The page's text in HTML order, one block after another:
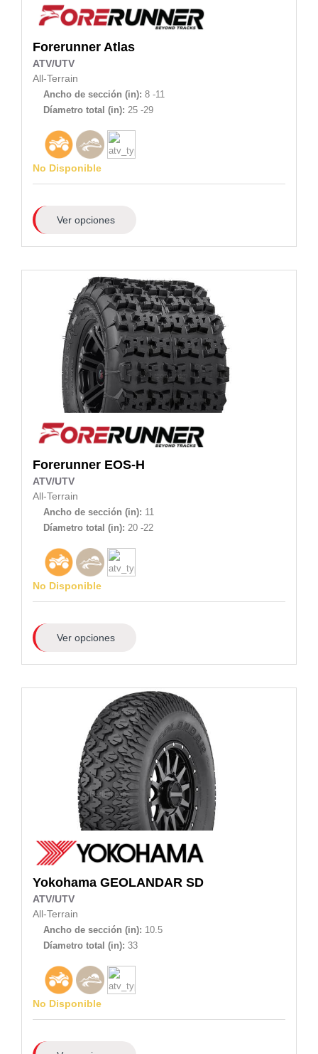
Forerunner Atlas
ATV/UTV
All-Terrain
Ancho de sección (in): 8 -11
Díametro total (in): 25 -29
No Disponible
Ver opciones
Forerunner EOS-H
ATV/UTV
All-Terrain
Ancho de sección (in): 11
Díametro total (in): 20 -22
No Disponible
Ver opciones
Yokohama GEOLANDAR SD
ATV/UTV
All-Terrain
Ancho de sección (in): 10.5
Díametro total (in): 33
No Disponible